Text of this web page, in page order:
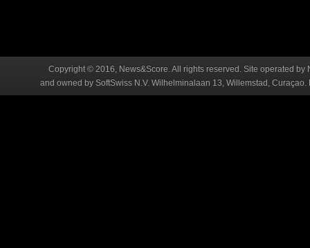
Copyright © 2016, News&Score. All rights reserved. Site operated
and owned by SoftSwiss N.V. Wilhelminalaan 13, Willemstad,